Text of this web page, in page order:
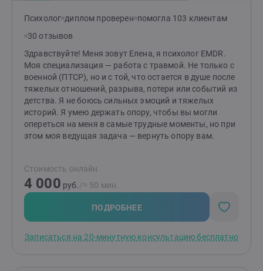
Психолог диплом проверен помогла 103 клиентам
30 отзывов
Здравствуйте! Меня зовут Елена, я психолог EMDR.
Моя специализация — работа с травмой. Не только с
военной (ПТСР), но и с той, что остается в душе после
тяжелых отношений, разрыва, потери или событий из
детства. Я не боюсь сильных эмоций и тяжелых
историй. Я умею держать опору, чтобы вы могли
опереться на меня в самые трудные моменты, но при
этом моя ведущая задача — вернуть опору вам.
Стоимость онлайн
4 000 руб. /≈ 50 мин.
ПОДРОБНЕЕ
Записаться на 20-минутную консультацию бесплатно